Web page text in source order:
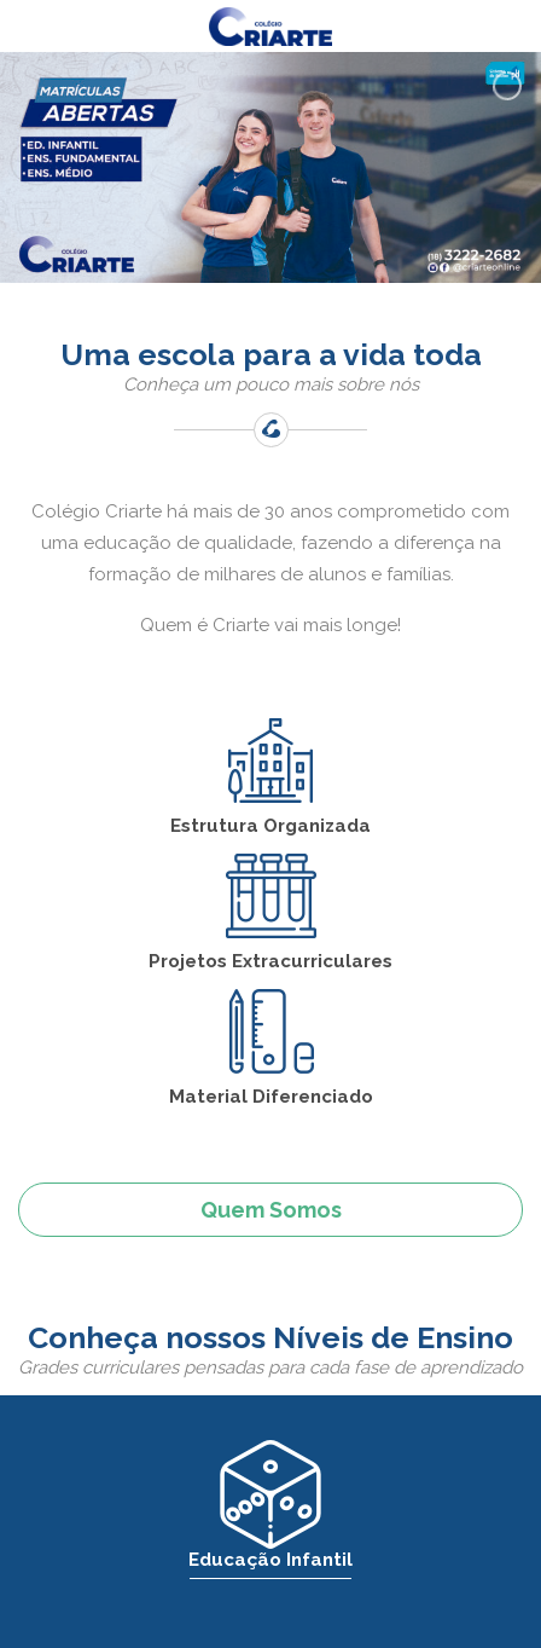
Uma escola para a vida toda
Conheça um pouco mais sobre nós
Colégio Criarte há mais de 30 anos comprometido com
uma educação de qualidade, fazendo a diferença na
formação de milhares de alunos e famílias.
Quem é Criarte vai mais longe!
Estrutura Organizada
Projetos Extracurriculares
Material Diferenciado
Quem Somos
Conheça nossos Níveis de Ensino
Grades curriculares pensadas para cada fase de aprendizado
Educação Infantil